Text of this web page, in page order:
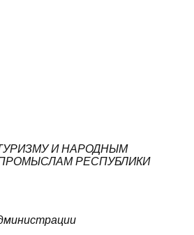
И НАРОДНЫМ
РЕСПУБЛИКИ